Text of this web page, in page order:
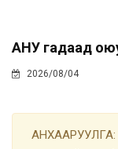
АНУ гадаад
2026/08/04
АНХААРУУЛГА: